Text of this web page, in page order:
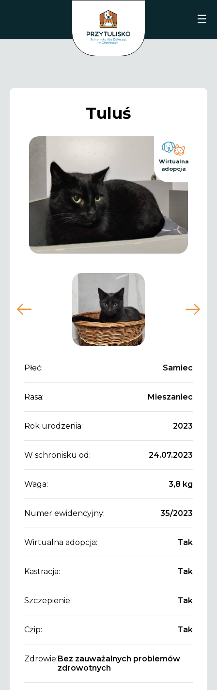
☰
Tuluś
Wirtualna
adopcja
Płeć: Samiec
Rasa: Mieszaniec
Rok urodzenia: 2023
W schronisku od: 24.07.2023
Waga: 3,8 kg
Numer ewidencyjny: 35/2023
Wirtualna adopcja: Tak
Kastracja: Tak
Szczepienie: Tak
Czip: Tak
Zdrowie:Bez zauważalnych problemów
zdrowotnych